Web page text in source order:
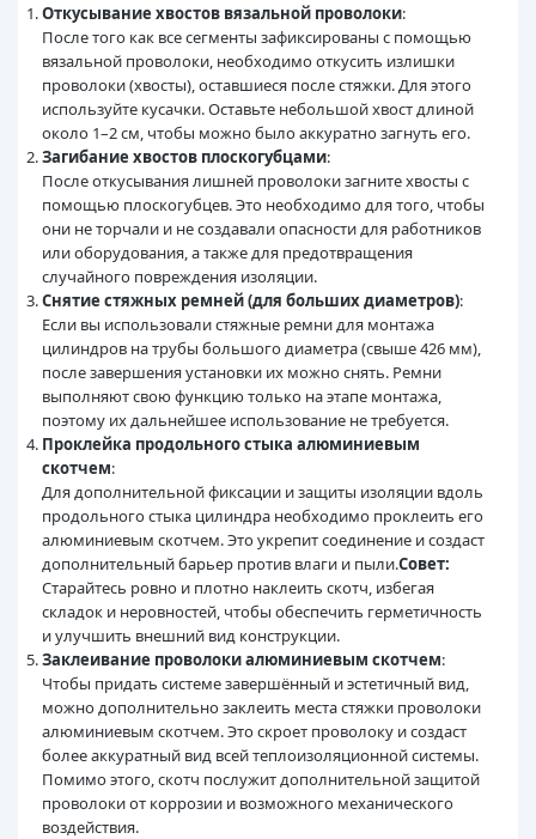
Откусывание хвостов вязальной проволоки:
После того как все сегменты зафиксированы с помощью
вязальной проволоки, необходимо откусить излишки
проволоки (хвосты), оставшиеся после стяжки. Для этого
используйте кусачки. Оставьте небольшой хвост длиной
около 1–2 см, чтобы можно было аккуратно загнуть его.
Загибание хвостов плоскогубцами:
После откусывания лишней проволоки загните хвосты с
помощью плоскогубцев. Это необходимо для того, чтобы
они не торчали и не создавали опасности для работников
или оборудования, а также для предотвращения
случайного повреждения изоляции.
Снятие стяжных ремней (для больших диаметров):
Если вы использовали стяжные ремни для монтажа
цилиндров на трубы большого диаметра (свыше 426 мм),
после завершения установки их можно снять. Ремни
выполняют свою функцию только на этапе монтажа,
поэтому их дальнейшее использование не требуется.
Проклейка продольного стыка алюминиевым
скотчем:
Для дополнительной фиксации и защиты изоляции вдоль
продольного стыка цилиндра необходимо проклеить его
алюминиевым скотчем. Это укрепит соединение и создаст
дополнительный барьер против влаги и пыли.Совет:
Старайтесь ровно и плотно наклеить скотч, избегая
складок и неровностей, чтобы обеспечить герметичность
и улучшить внешний вид конструкции.
Заклеивание проволоки алюминиевым скотчем:
Чтобы придать системе завершённый и эстетичный вид,
можно дополнительно заклеить места стяжки проволоки
алюминиевым скотчем. Это скроет проволоку и создаст
более аккуратный вид всей теплоизоляционной системы.
Помимо этого, скотч послужит дополнительной защитой
проволоки от коррозии и возможного механического
воздействия.